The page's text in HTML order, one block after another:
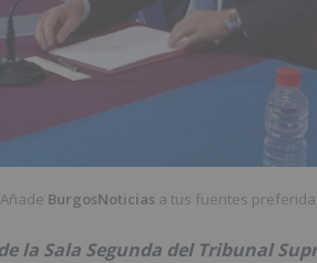
Añade BurgosNoticias a tus fuentes
la Sala Segunda del Tribunal